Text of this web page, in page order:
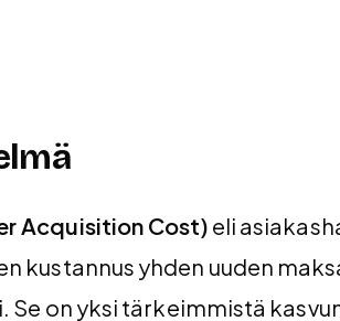
Acquisition Cost) eli
kustannus yhden uuden
Se on yksi tärkeimmistä